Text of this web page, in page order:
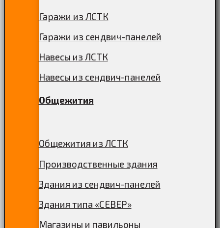
Гаражи из ЛСТК
Гаражи из сендвич-панелей
Навесы из ЛСТК
Навесы из сендвич-панелей
Общежития
Общежития из ЛСТК
Производственные здания
Здания из сендвич-панелей
Здания типа «СЕВЕР»
Магазины и павильоны